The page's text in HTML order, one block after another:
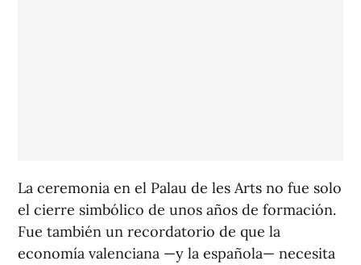
La ceremonia en el Palau de les Arts no fue solo
el cierre simbólico de unos años de formación.
Fue también un recordatorio de que la
economía valenciana —y la española— necesita